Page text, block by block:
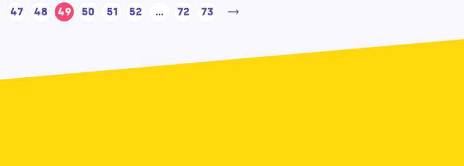
47 48 49 50 51 52 ... 72 73